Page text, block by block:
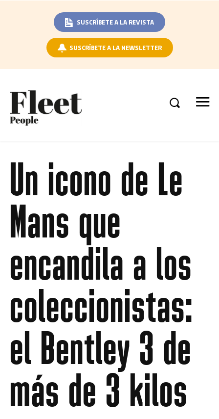
SUSCRÍBETE A LA REVISTA
SUSCRÍBETE A LA NEWSLETTER
Un icono de Le
Mans que
encandila a los
coleccionistas:
el Bentley 3 de
más de 3 kilos